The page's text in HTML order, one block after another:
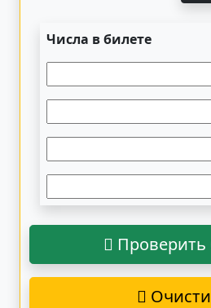
Числа в билете
Проверить